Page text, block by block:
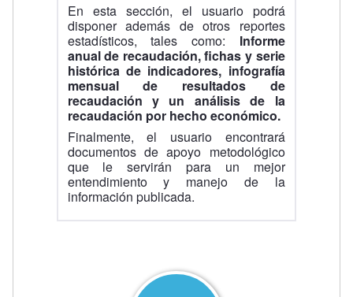
En esta sección, el usuario podrá
disponer además de otros reportes
estadísticos, tales como: Informe
anual de recaudación, fichas y serie
histórica de indicadores, infografía
mensual de resultados de
recaudación y un análisis de la
recaudación por hecho económico.
Finalmente, el usuario encontrará
documentos de apoyo metodológico
que le servirán para un mejor
entendimiento y manejo de la
información publicada.